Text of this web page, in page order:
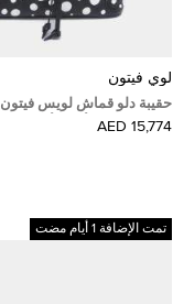
لوي فيتون
حقيبة دلو قماش لويس فيتون
جلد مونوغرام أسود أبيض
15,774 AED
تمت الإضافة 1 أيام مضت